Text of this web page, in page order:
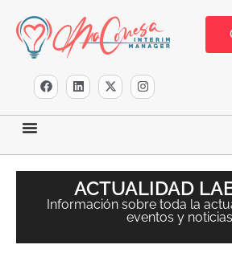
ACTUALIDAD
Información sobre toda la
eventos y